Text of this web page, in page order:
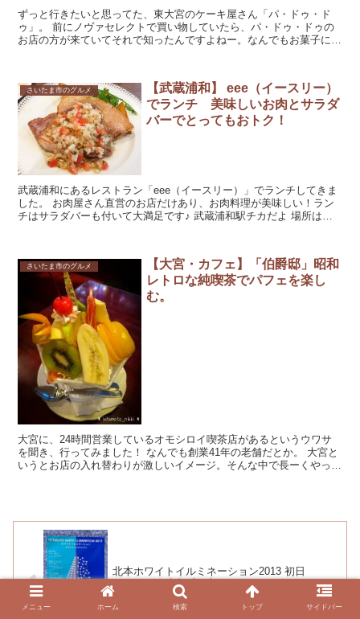
ずっと行きたいと思ってた、東大宮のケーキ屋さん「パ・ドゥ・ド
ゥ」。 前にノヴァセレクトで買い物していたら、パ・ドゥ・ドゥの
お店の方が来ていてそれで知ったんですよねー。なんでもお菓子にノ
さいたま市のグルメ
【武蔵浦和】 eee（イースリー）
でランチ 美味しいお肉とサラダ
バーでとってもおトク！
武蔵浦和にあるレストラン「eee（イースリー）」でランチしてきま
した。 お肉屋さん直営のお店だけあり、お肉料理が美味しい！ラン
チはサラダバーも付いて大満足です♪ 武蔵浦和駅チカだよ 場所は武
さいたま市のグルメ
【大宮・カフェ】「伯爵邸」昭和
レトロな純喫茶でパフェを楽し
む。
大宮に、24時間営業しているオモシロイ喫茶店があるというウワサ
を聞き、行ってみました！ なんでも創業41年の老舗だとか。 大宮と
いうとお店の入れ替わりが激しいイメージ。そんな中で長ーくやって
北本ホワイトイルミネーション2013 初日
(12/1[日])は点灯式に新そばフェスティバルにイ
ベント盛りだくさん
メニュー ホーム 検索 トップ サイドバー